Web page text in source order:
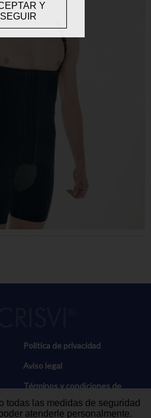
Y
SEGUIR
todas las medidas de seguridad
atenderle personalmente.
Política de privacidad
Aviso legal
Términos y condiciones de